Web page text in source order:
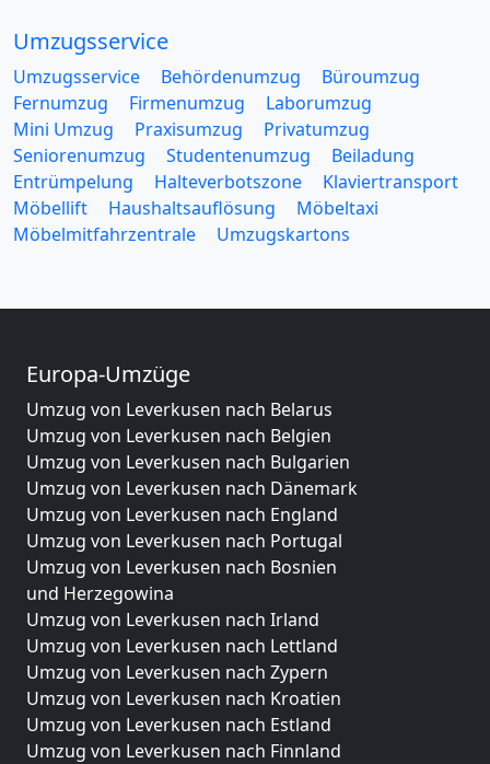
Umzugsservice
Umzugsservice Behördenumzug
Büroumzug
Fernumzug
Firmenumzug
Laborumzug
Mini Umzug
Praxisumzug
Privatumzug
Seniorenumzug
Studentenumzug
Beiladung
Entrümpelung
Halteverbotszone
Klaviertransport
Möbellift
Haushaltsauflösung
Möbeltaxi
Möbelmitfahrzentrale
Umzugskartons
Europa-Umzüge
Umzug von Leverkusen nach Belarus
Umzug von Leverkusen nach Belgien
Umzug von Leverkusen nach Bulgarien
Umzug von Leverkusen nach Dänemark
Umzug von Leverkusen nach England
Umzug von Leverkusen nach Portugal
Umzug von Leverkusen nach Bosnien
und Herzegowina
Umzug von Leverkusen nach Irland
Umzug von Leverkusen nach Lettland
Umzug von Leverkusen nach Zypern
Umzug von Leverkusen nach Kroatien
Umzug von Leverkusen nach Estland
Umzug von Leverkusen nach Finnland